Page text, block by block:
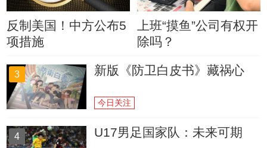
反制美国！中方公布5
项措施
上班“摸鱼”公司有权开
除吗？
3 新版《防卫白皮书》藏祸心
今日关注
4 U17男足国家队：未来可期